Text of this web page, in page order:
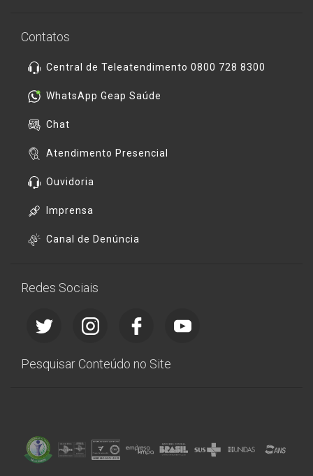
Contatos
Central de Teleatendimento 0800 728 8300
WhatsApp Geap Saúde
Chat
Atendimento Presencial
Ouvidoria
Imprensa
Canal de Denúncia
Redes Sociais
Pesquisar Conteúdo no Site